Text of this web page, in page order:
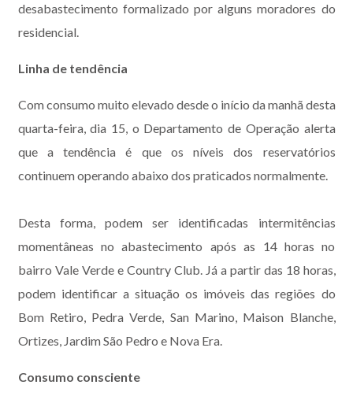
desabastecimento formalizado por alguns moradores do
residencial.
Linha de tendência
Com consumo muito elevado desde o início da manhã desta
quarta-feira, dia 15, o Departamento de Operação alerta
que a tendência é que os níveis dos reservatórios
continuem operando abaixo dos praticados normalmente.
Desta forma, podem ser identificadas intermitências
momentâneas no abastecimento após as 14 horas no
bairro Vale Verde e Country Club. Já a partir das 18 horas,
podem identificar a situação os imóveis das regiões do
Bom Retiro, Pedra Verde, San Marino, Maison Blanche,
Ortizes, Jardim São Pedro e Nova Era.
Consumo consciente